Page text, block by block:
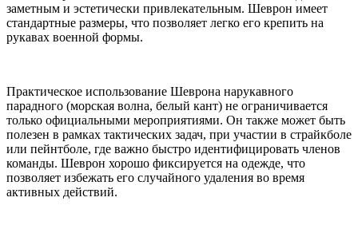
заметным и эстетически привлекательным. Шеврон имеет
стандартные размеры, что позволяет легко его крепить на
рукавах военной формы.
Практическое использование Шеврона нарукавного
парадного (морская волна, белый кант) не ограничивается
только официальными мероприятиями. Он также может быть
полезен в рамках тактических задач, при участии в страйкболе
или пейнтболе, где важно быстро идентифицировать членов
команды. Шеврон хорошо фиксируется на одежде, что
позволяет избежать его случайного удаления во время
активных действий.